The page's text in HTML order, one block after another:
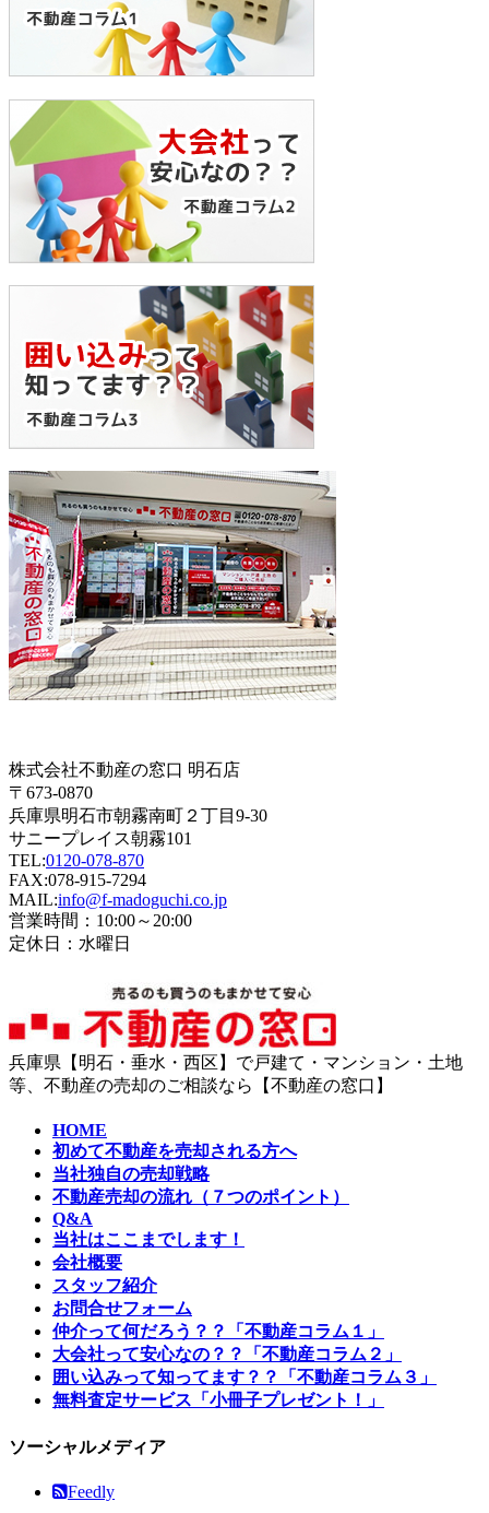
株式会社不動産の窓口 明石店
〒673-0870
兵庫県明石市朝霧南町２丁目9-30
サニープレイス朝霧101
TEL:0120-078-870
FAX:078-915-7294
MAIL:info@f-madoguchi.co.jp
営業時間：10:00～20:00
定休日：水曜日
兵庫県【明石・垂水・西区】で戸建て・マンション・土地
等、不動産の売却のご相談なら【不動産の窓口】
HOME
初めて不動産を売却される方へ
当社独自の売却戦略
不動産売却の流れ（７つのポイント）
Q&A
当社はここまでします！
会社概要
スタッフ紹介
お問合せフォーム
仲介って何だろう？？「不動産コラム１」
大会社って安心なの？？「不動産コラム２」
囲い込みって知ってます？？「不動産コラム３」
無料査定サービス「小冊子プレゼント！」
ソーシャルメディア
Feedly